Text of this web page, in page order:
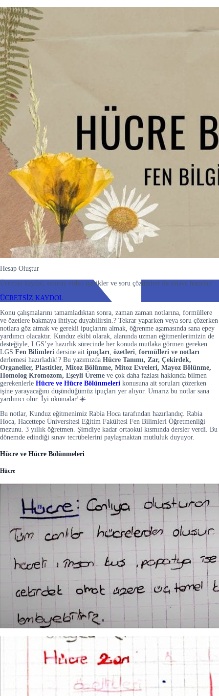
Hesap Oluştur
Ücretsiz kaydol, sınırsız video içerikler ve soru çözümleri ile sınava hazırlan!
ÜCRETSİZ KAYDOL
Konu çalışmalarını tamamladıktan sonra, zaman zaman notlarına, formüllere
ve özetlere bakmaya ihtiyaç duyabilirsin.? Tekrar yaparken veya soru çözerken
notlara göz atmak ve gerekli ipuçlarını almak, öğrenme aşamasında sana epey
yardımcı olacaktır. Kunduz ekibi olarak, alanında uzman eğitmenlerimizin de
desteğiyle, LGS’ye hazırlık sürecinde her konuda mutlaka görmen gereken
LGS Fen Bilimleri dersine ait ipuçları özetleri formülleri ve notları
derlemesi hazırladık!? Bu yazımızda Hücre Tanımı, Zar, Çekirdek,
Organeller, Plastitler, Mitoz Bölünme, Mitoz Evreleri, Mayoz Bölünme,
Homolog Kromozom, Eşeyli Üreme ve çok daha fazlası hakkında bilmen
gerekenlerle Hücre ve Hücre Bölünmeleri konusuna ait soruları çözerken
işine yarayacağını düşündüğümüz ipuçları yer alıyor. Umarız bu notlar sana
yardımcı olur. İyi okumalar!☀️
Bu notlar, Kunduz eğitmenimiz Rabia Hoca tarafından hazırlandıç. Rabia
Hoca, Hacettepe Üniversitesi Eğitim Fakültesi Fen Bilimleri Öğretmenliği
mezunu. 3 yıllık öğretmen. Şimdiye kadar ortaokul kısmında dersler verdi. Bu
dönemde edindiği sınav tecrübelerini paylaşmaktan mutluluk duyuyor.
Hücre ve Hücre Bölünmeleri
Hücre